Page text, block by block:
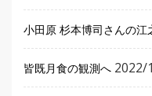
小田原 杉本博司さんの江
皆既月食の観測へ 2022/